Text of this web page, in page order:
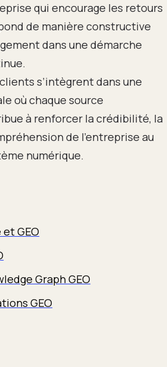
qui encourage les retours
de manière constructive
dans une démarche
s’intègrent dans une
où chaque source
à renforcer la crédibilité, la
de l’entreprise au
numérique.
GEO
Graph GEO
GEO